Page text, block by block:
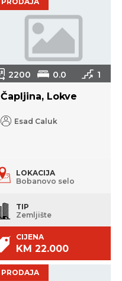
2200 0.0 1
Čapljina, Lokve
Esad Caluk
LOKACIJA
Bobanovo selo
TIP
Zemljište
CIJENA
KM 22.000
PRODAJA